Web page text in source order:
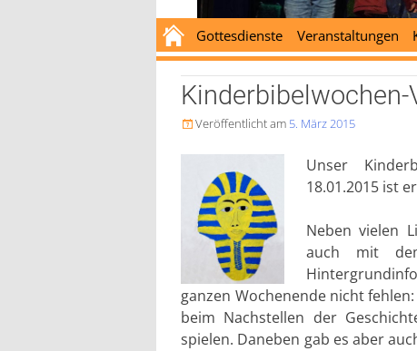
Gottesdienste Veranstaltungen
Veröffentlicht am 5. März 2015
Unser
18.01.2015 ist
Neben vielen
auch mit
ganzen Wochenende nicht
beim Nachstellen der
spielen. Daneben gab es aber